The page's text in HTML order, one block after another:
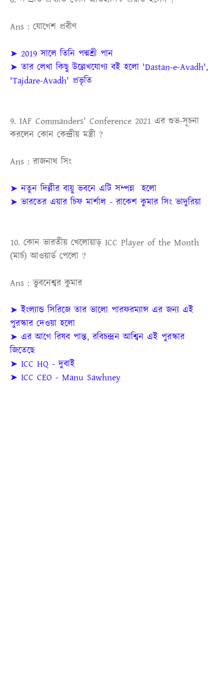
Ans : যোগেশ প্রবীণ
➤ 2019 সালে তিনি পদ্মশ্রী পান
➤ তার লেখা কিছু উল্লেখযোগ্য বই হলো 'Dastan-e-Avadh',
'Tajdare-Avadh' প্রভৃতি
9. IAF Commanders' Conference 2021 এর শুভ-সূচনা
করলেন কোন কেন্দ্রীয় মন্ত্রী ?
Ans : রাজনাথ সিং
➤ নতুন দিল্লীর বায়ু ভবনে এটি সম্পন্ন হলো
➤ ভারতের এয়ার চিফ মার্শাল - রাকেশ কুমার সিং ভাদুরিয়া
10. কোন ভারতীয় খেলোয়াড় ICC Player of the Month
(মার্চ) আওয়ার্ড পেলো ?
Ans : ভুবনেশ্বর কুমার
➤ ইংল্যান্ড সিরিজে তার ভালো পারফরম্যান্স এর জন্য এই
পুরস্কার দেওয়া হলো
➤ এর আগে রিষব পান্ত, রবিচন্দ্রন আশ্বিন এই পুরস্কার
জিতেছে
➤ ICC HQ - দুবাই
➤ ICC CEO - Manu Sawhney